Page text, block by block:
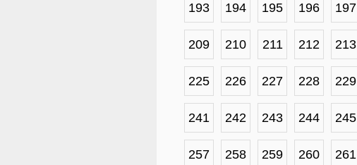
193 194 195 196 197
209 210 211 212 213
225 226 227 228 229
241 242 243 244 245
257 258 259 260 261